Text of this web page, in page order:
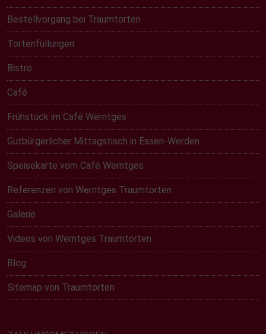
Bestellvorgang bei Traumtorten
Tortenfüllungen
Bistro
Café
Frühstück im Café Werntges
Gutbürgerlicher Mittagstisch in Essen-Werden
Speisekarte vom Café Werntges
Referenzen von Werntges Traumtorten
Galerie
Videos von Werntges Traumtorten
Blog
Sitemap von Traumtorten